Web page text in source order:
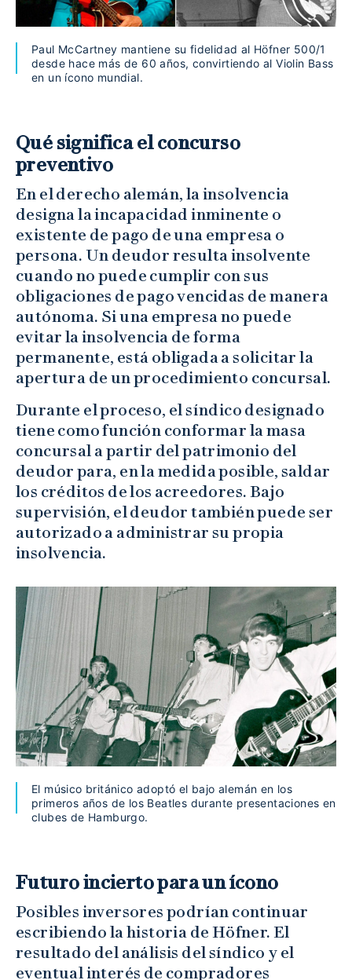
Paul McCartney mantiene su fidelidad al Höfner 500/1
desde hace más de 60 años, convirtiendo al Violin Bass
en un ícono mundial.
Qué significa el concurso
preventivo
En el derecho alemán, la insolvencia
designa la incapacidad inminente o
existente de pago de una empresa o
persona. Un deudor resulta insolvente
cuando no puede cumplir con sus
obligaciones de pago vencidas de manera
autónoma. Si una empresa no puede
evitar la insolvencia de forma
permanente, está obligada a solicitar la
apertura de un procedimiento concursal.
Durante el proceso, el síndico designado
tiene como función conformar la masa
concursal a partir del patrimonio del
deudor para, en la medida posible, saldar
los créditos de los acreedores. Bajo
supervisión, el deudor también puede ser
autorizado a administrar su propia
insolvencia.
El músico británico adoptó el bajo alemán en los
primeros años de los Beatles durante presentaciones en
clubes de Hamburgo.
Futuro incierto para un ícono
Posibles inversores podrían continuar
escribiendo la historia de Höfner. El
resultado del análisis del síndico y el
eventual interés de compradores